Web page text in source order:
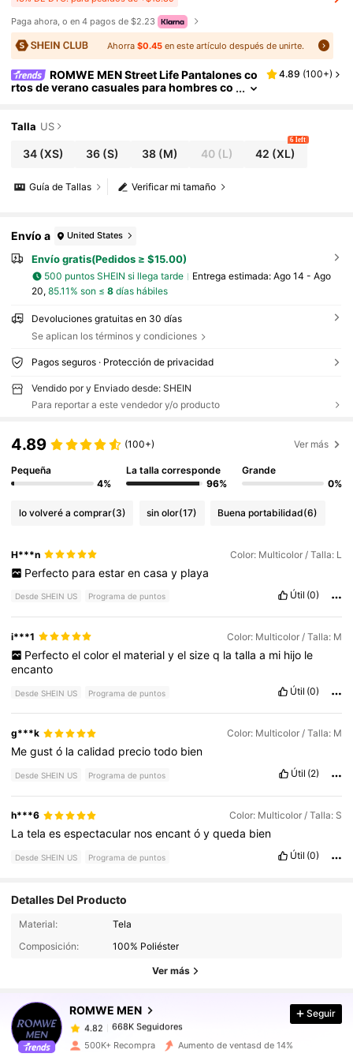
Paga ahora, o en 4 pagos de $2.23
Ahorra $0.45en este artículo después de unirte.
ROMWE MEN Street Life Pantalones co
rtos de verano casuales para hombres co
4.89 (100+)
Talla US
34(XS) 36 (S) 38(M) 40(L) 42 (XL)
6 left
Verificar mi tamaño
Guía de Tallas
Envío a United States
Envío gratis(Pedidos ≥ $15.00)
500 puntos SHEIN si llega tarde Entrega estimada: Ago 14 - Ago
20, 85.11% son ≤ 8días hábiles
Devoluciones gratuitas en 30 días
Se aplican los términos y condiciones
Pagos seguros · Protección de privacidad
Vendido por y Enviado desde: SHEIN
Para reportar a este vendedor y/o producto
4.89 (100+) Ver más
Pequeña
4%
La talla corresponde
96%
Grande
0%
lo volveré a comprar(3) sin olor(17) Buena portabilidad(6)
H***n Color: Multicolor / Talla: L
Perfecto para estar en casa y playa
Desde SHEIN US Programa de puntos Útil (0)
i***1 Color: Multicolor / Talla: M
Perfecto el color el material y el size q la talla a mi hijo le
encanto
Desde SHEIN US Programa de puntos Útil (0)
g***k Color: Multicolor / Talla: M
Megustó lacalidad preciotodo bien
Desde SHEIN US Programa de puntos Útil (2)
h***6 Color: Multicolor / Talla: S
Latelaesespectacular nosencantóyqueda bien
Desde SHEIN US Programa de puntos Útil (0)
Detalles Del Producto
Material:
Tela
Composición:
100% Poliéster
Ver más
ROMWE MEN
668K Seguidores
4.82
668K Seguidores
y***r
pagóHace 1 horas
Seguir
500K+ Recompra Aumento de ventasd de 14%